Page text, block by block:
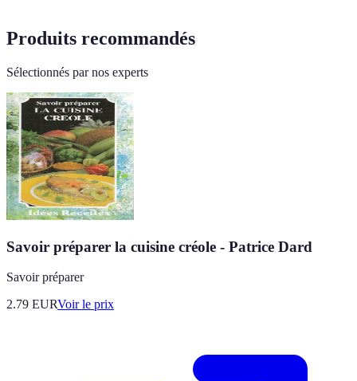
Produits recommandés
Sélectionnés par nos experts
Savoir préparer la cuisine créole - Patrice Dard
Savoir préparer
2.79 EURVoir le prix